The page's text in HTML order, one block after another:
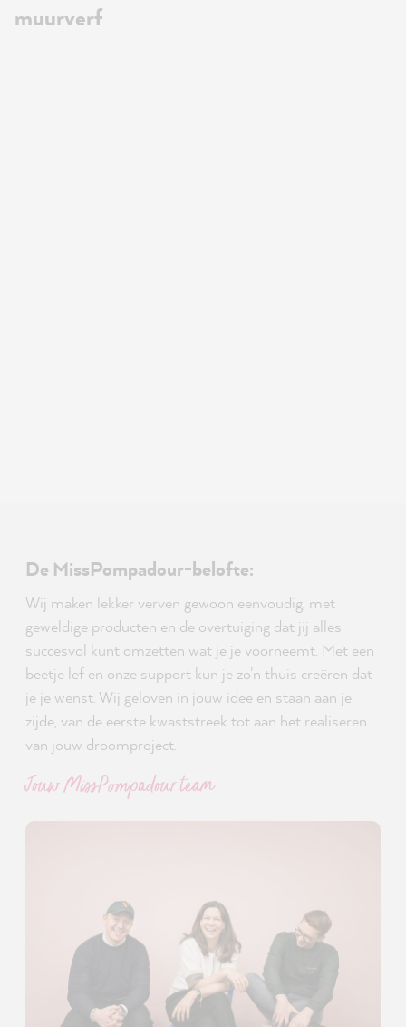
muurverf
De MissPompadour-belofte:
Wij maken lekker verven gewoon eenvoudig, met
geweldige producten en de overtuiging dat jij alles
succesvol kunt omzetten wat je je voorneemt. Met een
beetje lef en onze support kun je zo'n thuis creëren dat
je je wenst. Wij geloven in jouw idee en staan aan je
zijde, van de eerste kwaststreek tot aan het realiseren
van jouw droomproject.
Jouw MissPompadour team